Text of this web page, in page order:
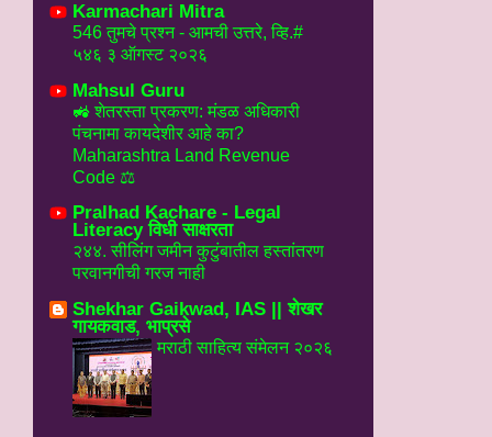
Karmachari Mitra
546 तुमचे प्रश्न - आमची उत्तरे, व्हि.#
५४६ ३ ऑगस्ट २०२६
Mahsul Guru
🚜 शेतरस्ता प्रकरण: मंडळ अधिकारी
पंचनामा कायदेशीर आहे का?
Maharashtra Land Revenue
Code ⚖️
Pralhad Kachare - Legal
Literacy विधी साक्षरता
२४४. सीलिंग जमीन कुटुंबातील हस्तांतरण
परवानगीची गरज नाही
Shekhar Gaikwad, IAS || शेखर
गायकवाड, भाप्रसे
मराठी साहित्य संमेलन २०२६